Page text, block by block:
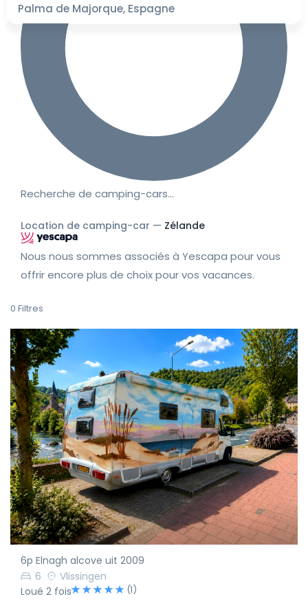
Palma de Majorque, Espagne
Recherche de camping-cars…
Location de camping-car — Zélande
Nous nous sommes associés à Yescapa pour vous
offrir encore plus de choix pour vos vacances.
0 Filtres
6p Elnagh alcove uit 2009
6
Vlissingen
Loué 2 fois
(1)